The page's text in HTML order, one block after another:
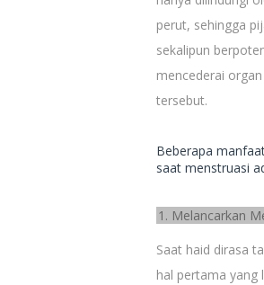
perut, sehingga
sekalipun
mencederai
tersebut.
Beberapa
saat menstruasi
1. Melancarkan
Saat haid dirasa
hal pertama yang